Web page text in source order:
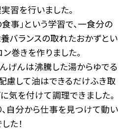
習を行いました。
事」という学習で、一食分の
バランスの取れたおかずとい
巻きを作りました。
げんは沸騰した湯からゆでる
慮して油はできるだけふき取
気を付けて調理できました。
自分から仕事を見つけて動い
た！